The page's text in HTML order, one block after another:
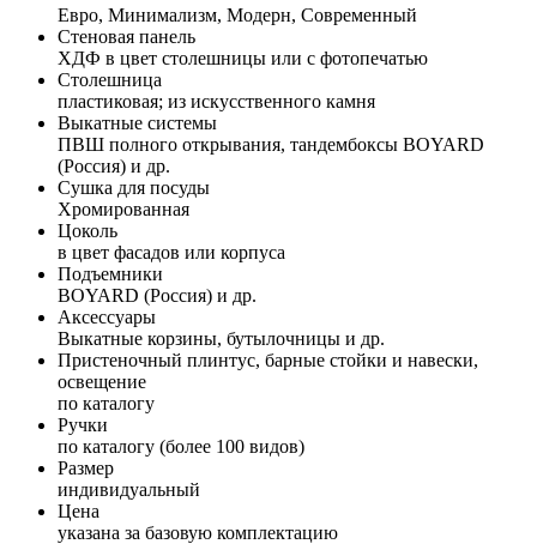
Евро, Минимализм, Модерн, Современный
Стеновая панель
ХДФ в цвет столешницы или с фотопечатью
Столешница
пластиковая; из искусственного камня
Выкатные системы
ПВШ полного открывания, тандембоксы BOYARD
(Россия) и др.
Сушка для посуды
Хромированная
Цоколь
в цвет фасадов или корпуса
Подъемники
BOYARD (Россия) и др.
Аксессуары
Выкатные корзины, бутылочницы и др.
Пристеночный плинтус, барные стойки и навески,
освещение
по каталогу
Ручки
по каталогу (более 100 видов)
Размер
индивидуальный
Цена
указана за базовую комплектацию